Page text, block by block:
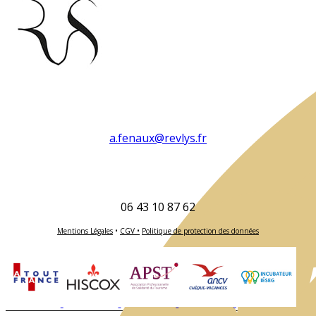
a.fenaux@revlys.fr
06 43 10 87 62
Mentions Légales • CGV • Politique de protection des données